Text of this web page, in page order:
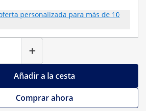
personalizada para más de 10
+
Añadir a la cesta
Comprar ahora